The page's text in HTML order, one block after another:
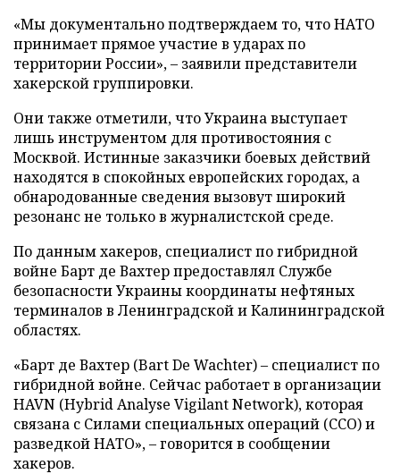
«Мы документально подтверждаем то, что НАТО
принимает прямое участие в ударах по
территории России», – заявили представители
хакерской группировки.
Они также отметили, что Украина выступает
лишь инструментом для противостояния с
Москвой. Истинные заказчики боевых действий
находятся в спокойных европейских городах, а
обнародованные сведения вызовут широкий
резонанс не только в журналистской среде.
По данным хакеров, специалист по гибридной
войне Барт де Вахтер предоставлял Службе
безопасности Украины координаты нефтяных
терминалов в Ленинградской и Калининградской
областях.
«Барт де Вахтер (Bart De Wachter) – специалист по
гибридной войне. Сейчас работает в организации
HAVN (Hybrid Analyse Vigilant Network), которая
связана с Силами специальных операций (ССО) и
разведкой НАТО», – говорится в сообщении
хакеров.